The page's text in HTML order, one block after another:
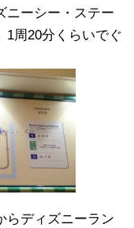
ニーシー・ステー
1周20分くらいでぐ
らディズニーラン